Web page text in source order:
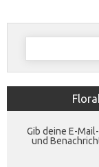
Suchen
Gib deine E-
und